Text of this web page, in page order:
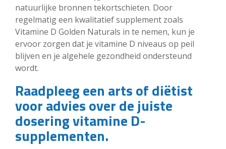
natuurlijke bronnen tekortschieten. Door
regelmatig een kwalitatief supplement zoals
Vitamine D Golden Naturals in te nemen, kun je
ervoor zorgen dat je vitamine D niveaus op peil
blijven en je algehele gezondheid ondersteund
wordt.
Raadpleeg een arts of diëtist
voor advies over de juiste
dosering vitamine D-
supplementen.